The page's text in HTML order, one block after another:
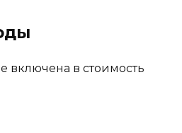
включена в стоимость